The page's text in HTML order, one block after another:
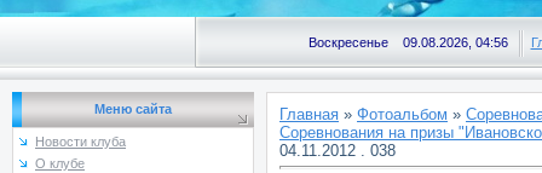
Воскресенье 09.08.2026, 04:56
Меню сайта
Новости клуба
О клубе
Главная » Фотоальбом »
Соревнования на призы
04.11.2012 . 038